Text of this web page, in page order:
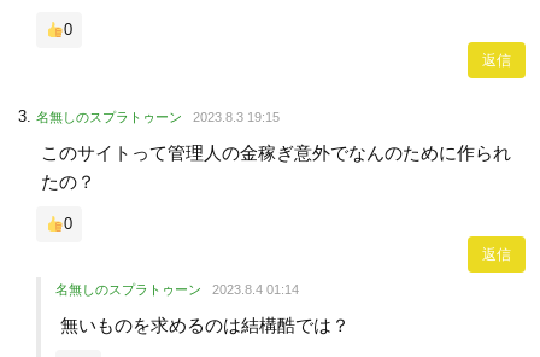
0
返信
名無しのスプラトゥーン 2023.8.3 19:15
このサイトって管理人の金稼ぎ意外でなんのために作られ
たの？
0
返信
名無しのスプラトゥーン 2023.8.4 01:14
無いものを求めるのは結構酷では？